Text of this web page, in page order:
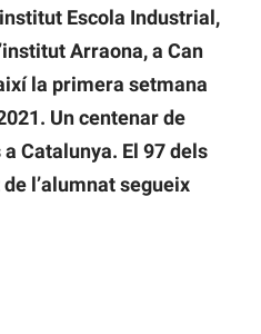
Escola Industrial,
Arraona, a Can
la primera setmana
Un centenar de
Catalunya. El 97 dels
l’alumnat segueix